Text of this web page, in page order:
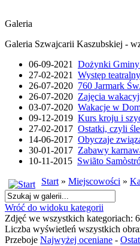
Galeria
Galeria Szwajcarii Kaszubskiej -
06-09-2021 Dożynki
27-02-2021 Występ
26-07-2020 760 Jarmark
26-07-2020 Zajęcia
03-07-2020 Wakacje w
09-12-2019 Kurs kroju i
27-02-2017 Ostatki, czyli
14-06-2017 Obyczaje
30-01-2017 Zabawy
10-11-2015 Swiãto
Start» Miejscowości »
Wróć do widoku kategorii
Zdjęć we wszystkich kategoriach:
Liczba wyświetleń wszystkich
Przeboje Najwyżej oceniane -